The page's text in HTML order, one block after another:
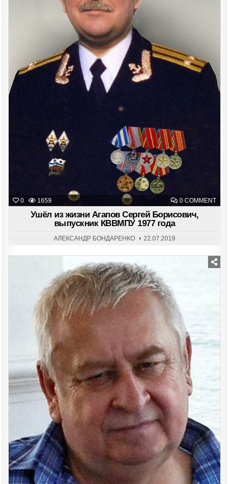
0 1659 0 COMMENTON
Ушёл из жизни Агапов Сергей Борисович,
выпускник КВВМПУ 1977 года
АЛЕКСАНДР БОНДАРЕНКО 22.07.2019
Posted
in